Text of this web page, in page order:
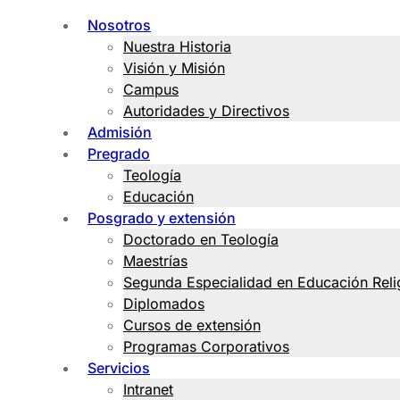
Nosotros
Nuestra Historia
Visión y Misión
Campus
Autoridades y Directivos
Admisión
Pregrado
Teología
Educación
Posgrado y extensión
Doctorado en Teología
Maestrías
Segunda Especialidad en Educación
Diplomados
Cursos de extensión
Programas Corporativos
Servicios
Intranet